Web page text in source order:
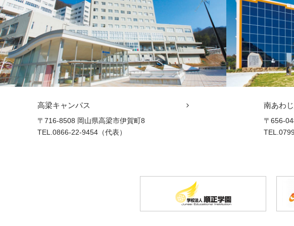
高梁キャンパス
〒716-8508 岡山県高梁市伊賀町8
TEL.0866-22-9454（代表）
南あわ
〒656-